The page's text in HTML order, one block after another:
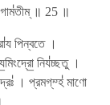
॥ 25 ॥
পিন্বতে ।
নিয॑চ্ছতু ।
। প্রমগ্​ম্‍হ॑ মাণো